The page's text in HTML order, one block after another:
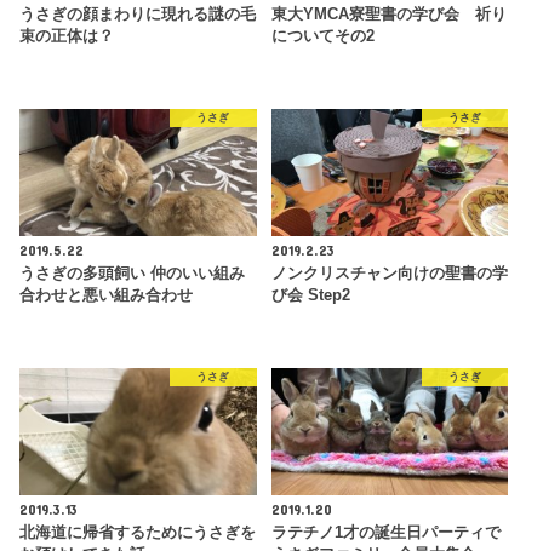
うさぎの顔まわりに現れる謎の毛
束の正体は？
東大YMCA寮聖書の学び会 祈り
についてその2
うさぎ
2019.5.22
うさぎの多頭飼い 仲のいい組み
合わせと悪い組み合わせ
うさぎ
2019.2.23
ノンクリスチャン向けの聖書の学
び会 Step2
うさぎ
2019.3.13
北海道に帰省するためにうさぎを
うさぎ
2019.1.20
ラテチノ1才の誕生日パーティで